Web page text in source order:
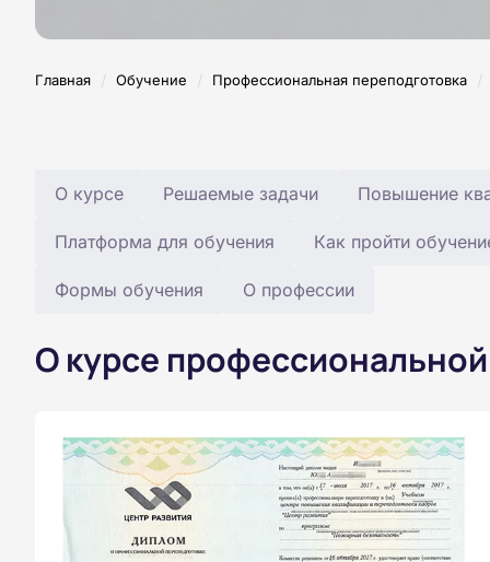
Главная / Обучение / Профессиональная переподготовка /
О курсе Решаемые задачи Повышение
Платформа для обучения Как пройти
Формы обучения О профессии
О курсе